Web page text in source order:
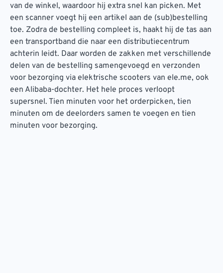
van de winkel, waardoor hij extra snel kan picken. Met
een scanner voegt hij een artikel aan de (sub)bestelling
toe. Zodra de bestelling compleet is, haakt hij de tas aan
een transportband die naar een distributiecentrum
achterin leidt. Daar worden de zakken met verschillende
delen van de bestelling samengevoegd en verzonden
voor bezorging via elektrische scooters van ele.me, ook
een Alibaba-dochter. Het hele proces verloopt
supersnel. Tien minuten voor het orderpicken, tien
minuten om de deelorders samen te voegen en tien
minuten voor bezorging.